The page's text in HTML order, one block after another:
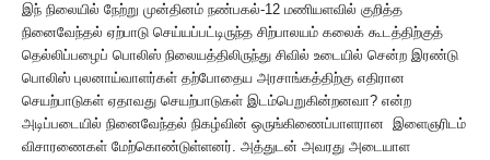
இந் நிலையில் நேற்று முன்தினம் நண்பகல்-12 மணியளவில் குறித்த
நினைவேந்தல் ஏற்பாடு செய்யப்பட்டிருந்த சிற்பாலயம் கலைக் கூடத்திற்குத்
தெல்லிப்பழைப் பொலிஸ் நிலையத்திலிருந்து சிவில் உடையில் சென்ற இரண்டு
பொலிஸ் புலனாய்வாளர்கள் தற்போதைய அரசாங்கத்திற்கு எதிரான
செயற்பாடுகள் ஏதாவது செயற்பாடுகள் இடம்பெறுகின்றனவா? என்ற
அடிப்படையில் நினைவேந்தல் நிகழ்வின் ஒருங்கிணைப்பாளரான இளைஞரிடம்
விசாரணைகள் மேற்கொண்டுள்ளனர். அத்துடன் அவரது அடையாள